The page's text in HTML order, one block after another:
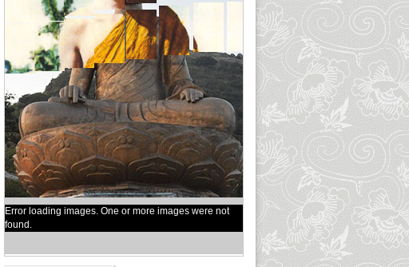
Error loading images. One or more images were not
found.